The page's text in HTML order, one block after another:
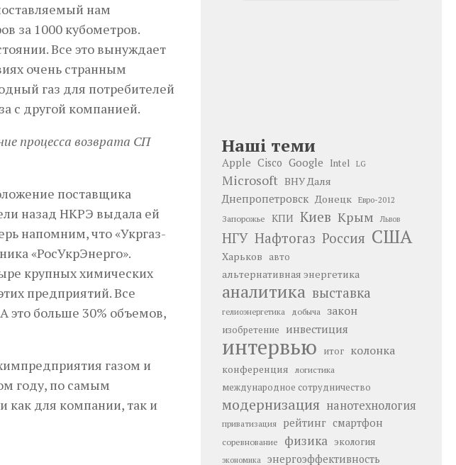
нам
за 1000 кубометров.
Все это вынуждает
очень странным
газ для потребителей
с другой компанией.
процесса возврата СП
поставщика
назад НКРЭ выдала ей
напомним, что «Укргаз-
«РосУкрЭнерго».
крупных химических
предприятий. Все
это больше 30% объемов,
газом и
году, по самым
для компании, так и
Наші теми
Apple Cisco Google Intel LG
Microsoft ВНУ Даля
Днепропетровск Донецк Евро-2012
Запорожье КПИ Киев Крым Львов
НГУ Нафтогаз Россия США
Харьков авто
альтернативная энергетика
аналитика выставка
гелиоэнергетика добыча закон
изобретение инвестиция
интервью итог колонка
конференция логистика
международное сотрудничество
модернизация нанотехнология
приватизация рейтинг смартфон
соревнование физика экология
экономика энергоэффективность